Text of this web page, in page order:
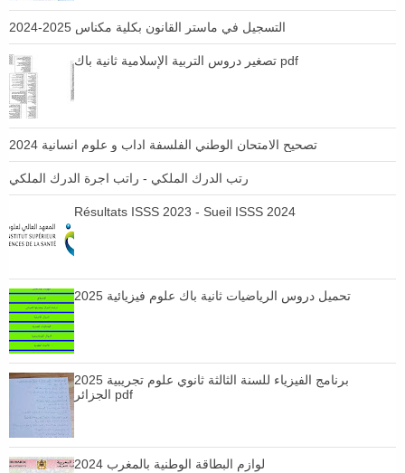
التسجيل في ماستر القانون بكلية مكناس 2025-2024
تصغير دروس التربية الإسلامية ثانية باك pdf
تصحيح الامتحان الوطني الفلسفة اداب و علوم انسانية 2024
رتب الدرك الملكي - راتب اجرة الدرك الملكي
Résultats ISSS 2023 - Sueil ISSS 2024
تحميل دروس الرياضيات ثانية باك علوم فيزيائية 2025
برنامج الفيزياء للسنة الثالثة ثانوي علوم تجريبية 2025
الجزائر pdf
لوازم البطاقة الوطنية بالمغرب 2024